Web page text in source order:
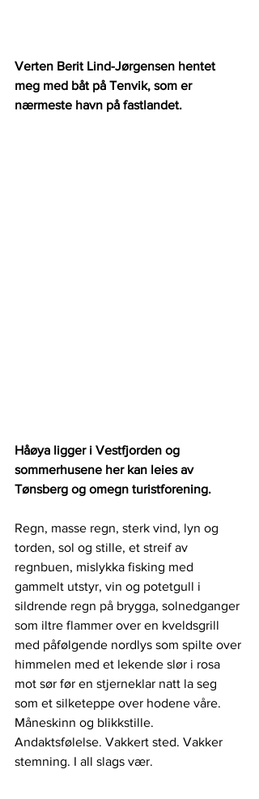
Verten Berit Lind-Jørgensen hentet
meg med båt på Tenvik, som er
nærmeste havn på fastlandet.
Håøya ligger i Vestfjorden og
sommerhusene her kan leies av
Tønsberg og omegn turistforening.
Regn, masse regn, sterk vind, lyn og
torden, sol og stille, et streif av
regnbuen, mislykka fisking med
gammelt utstyr, vin og potetgull i
sildrende regn på brygga, solnedganger
som iltre flammer over en kveldsgrill
med påfølgende nordlys som spilte over
himmelen med et lekende slør i rosa
mot sør før en stjerneklar natt la seg
som et silketeppe over hodene våre.
Måneskinn og blikkstille.
Andaktsfølelse. Vakkert sted. Vakker
stemning. I all slags vær.